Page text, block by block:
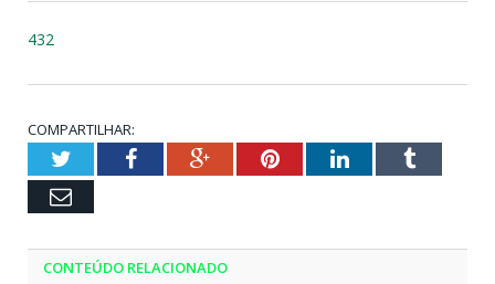
432
COMPARTILHAR:
TwitterFacebookGoogle+PinterestLinkedInTumblr
Email
CONTEÚDO RELACIONADO